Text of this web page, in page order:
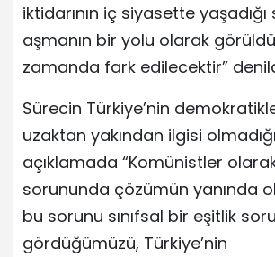
iktidarının iç siyasette yaşadığı
aşmanın bir yolu olarak
zamanda fark edilecektir”
Sürecin Türkiye’nin
uzaktan yakından ilgisi
açıklamada “Komünistler
sorununda çözümün yanında
bu sorunu sınıfsal bir eşitlik
gördüğümüzü, Türkiye’nin